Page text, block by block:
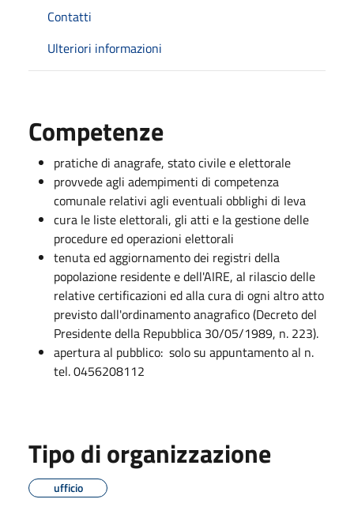
Contatti
Ulteriori informazioni
Competenze
pratiche di anagrafe, stato civile e elettorale
provvede agli adempimenti di competenza
comunale relativi agli eventuali obblighi di leva
cura le liste elettorali, gli atti e la gestione delle
procedure ed operazioni elettorali
tenuta ed aggiornamento dei registri della
popolazione residente e dell'AIRE, al rilascio delle
relative certificazioni ed alla cura di ogni altro atto
previsto dall'ordinamento anagrafico (Decreto del
Presidente della Repubblica 30/05/1989, n. 223).
apertura al pubblico: solo su appuntamento al n.
tel. 0456208112
Tipo di organizzazione
ufficio